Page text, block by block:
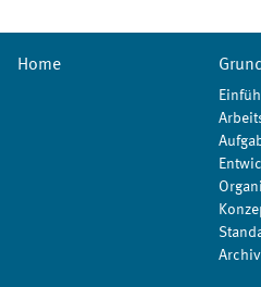
Home
Archiv